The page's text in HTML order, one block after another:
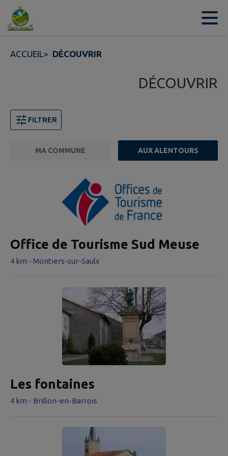
Contenu
ACCUEIL> DÉCOUVRIR
DÉCOUVRIR
FILTRER
MA COMMUNE AUX ALENTOURS
Office de Tourisme Sud Meuse
4 km - Montiers-sur-Saulx
Les fontaines
4 km - Brillon-en-Barrois